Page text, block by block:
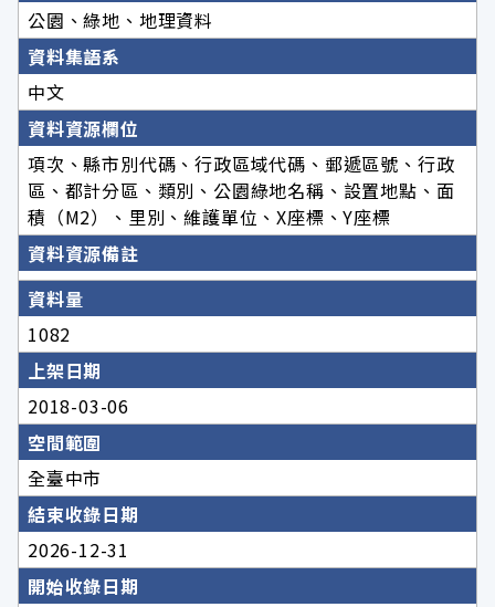
公園、綠地、地理資料
資料集語系
中文
資料資源欄位
項次、縣市別代碼、行政區域代碼、郵遞區號、行政
區、都計分區、類別、公園綠地名稱、設置地點、面
積（M2）、里別、維護單位、X座標、Y座標
資料資源備註
資料量
1082
上架日期
2018-03-06
空間範圍
全臺中市
結束收錄日期
2026-12-31
開始收錄日期